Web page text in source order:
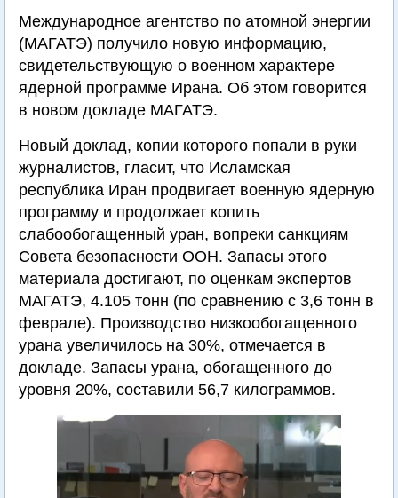
Международное агентство по атомной энергии
(МАГАТЭ) получило новую информацию,
свидетельствующую о военном характере
ядерной программе Ирана. Об этом говорится
в новом докладе МАГАТЭ.
Новый доклад, копии которого попали в руки
журналистов, гласит, что Исламская
республика Иран продвигает военную ядерную
программу и продолжает копить
слабообогащенный уран, вопреки санкциям
Совета безопасности ООН. Запасы этого
материала достигают, по оценкам экспертов
МАГАТЭ, 4.105 тонн (по сравнению с 3,6 тонн в
феврале). Производство низкообогащенного
урана увеличилось на 30%, отмечается в
докладе. Запасы урана, обогащенного до
уровня 20%, составили 56,7 килограммов.